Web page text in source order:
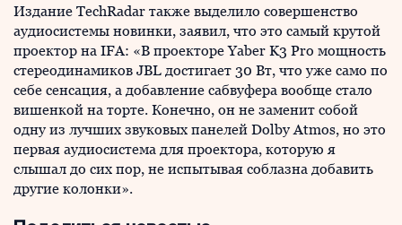
Издание TechRadar также выделило совершенство
аудиосистемы новинки, заявил, что это самый крутой
проектор на IFA: «В проекторе Yaber K3 Pro мощность
стереодинамиков JBL достигает 30 Вт, что уже само по
себе сенсация, а добавление сабвуфера вообще стало
вишенкой на торте. Конечно, он не заменит собой
одну из лучших звуковых панелей Dolby Atmos, но это
первая аудиосистема для проектора, которую я
слышал до сих пор, не испытывая соблазна добавить
другие колонки».